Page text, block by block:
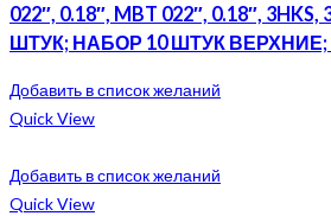
022″, 0.18″, MBT 022″, 0.18″,
ШТУК; НАБОР 10 ШТУК
Добавить в список желаний
Quick View
Добавить в список желаний
Quick View